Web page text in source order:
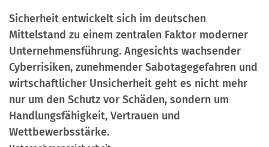
Sicherheit entwickelt sich im deutschen
Mittelstand zu einem zentralen Faktor moderner
Unternehmensführung. Angesichts wachsender
Cyberrisiken, zunehmender Sabotagegefahren und
wirtschaftlicher Unsicherheit geht es nicht mehr
nur um den Schutz vor Schäden, sondern um
Handlungsfähigkeit, Vertrauen und
Wettbewerbsstärke.